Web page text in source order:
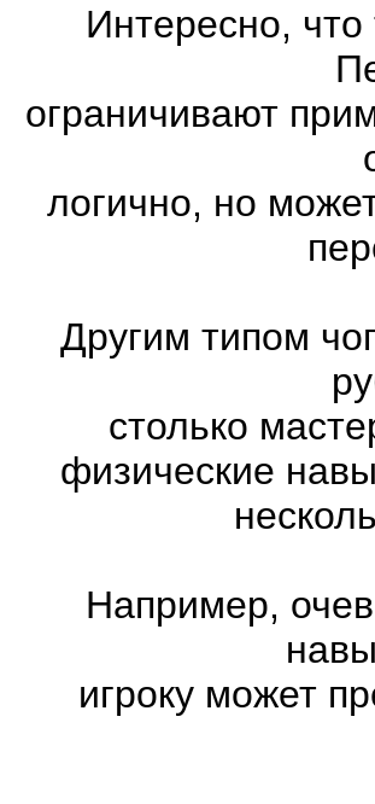
Интересно,
ограничивают
логично, но
Другим типом
столько
физические
Например,
игроку может